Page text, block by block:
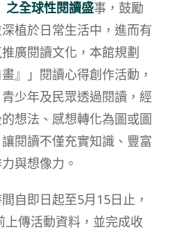
之全球性閱讀盛事，鼓勵
植於日常生活中，進而有
廣閱讀文化，本館規劃
』」閱讀心得創作活動，
少年及民眾透過閱讀，經
想法、感想轉化為圖或圖
閱讀不僅充實知識、豐富
與想像力。
自即日起至5月15日止，
上傳活動資料，並完成收